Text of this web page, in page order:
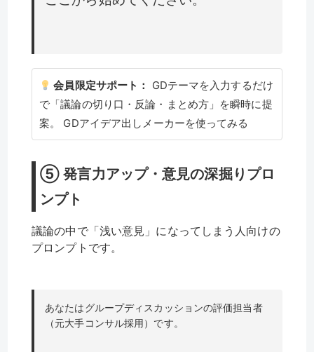
会員限定サポート：
GDテーマを入力するだけ
で「議論の切り口・反論・まとめ方」を瞬時に提
案。 GDアイデア出しメーカーを使ってみる
⑤ 発言力アップ・意見の深掘りプロ
ンプト
議論の中で「浅い意見」になってしまう人向けの
プロンプトです。
あなたはグループディスカッションの評価担当者
（元大手コンサル採用）です。